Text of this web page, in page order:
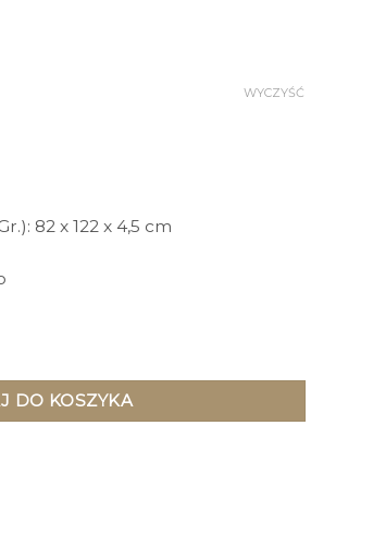
WYCZYŚĆ
82 x 122 x 4,5 cm
duży, czarno-złoty nowoczesny wzór na
DO KOSZYKA